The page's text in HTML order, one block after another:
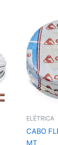
ELÉTRICA
CABO
MT